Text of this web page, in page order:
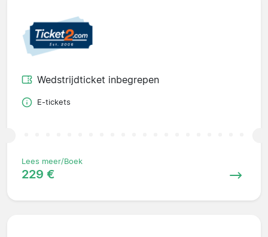
Wedstrijdticket inbegrepen
E-tickets
Lees meer/Boek
229 €